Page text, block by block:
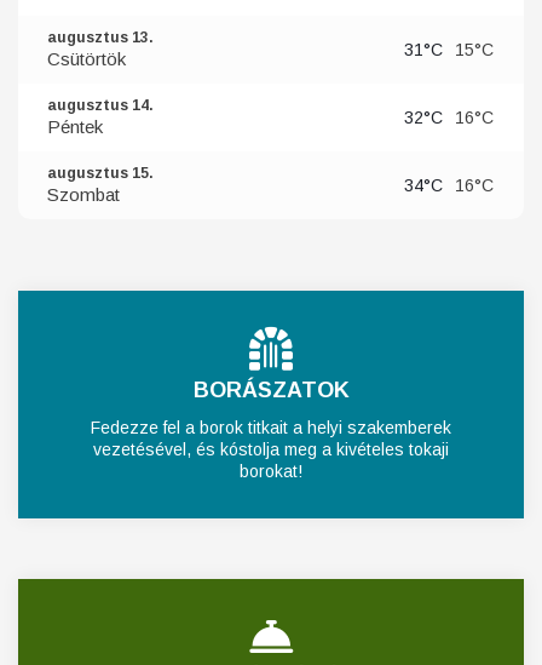
augusztus 13.
Csütörtök 31°C 15°C
augusztus 14.
Péntek 32°C 16°C
augusztus 15.
Szombat 34°C 16°C
BORÁSZATOK
Fedezze fel a borok titkait a helyi szakemberek
vezetésével, és kóstolja meg a kivételes tokaji
borokat!